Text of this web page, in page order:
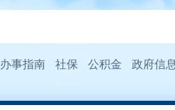
办事指南 社保 公积金 政府信